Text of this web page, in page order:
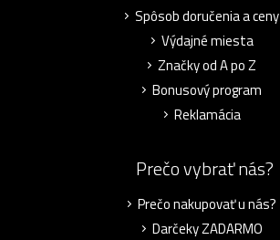
Spôsob doručenia a ceny
Výdajné miesta
Značky od A po Z
Bonusový program
Reklamácia
Prečo vybrať nás?
Prečo nakupovať u nás?
Darčeky ZADARMO